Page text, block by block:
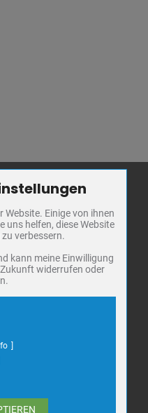
Frankenhausen
034671 7 20 0
Cookies / Drittanbieter:
Website
Entscheidungscookie
Website
der Besucher
von Cookies.
Website. Einige von ihnen
uns helfen, diese Website
verbessern.
kann meine Einwilligung
widerrufen oder